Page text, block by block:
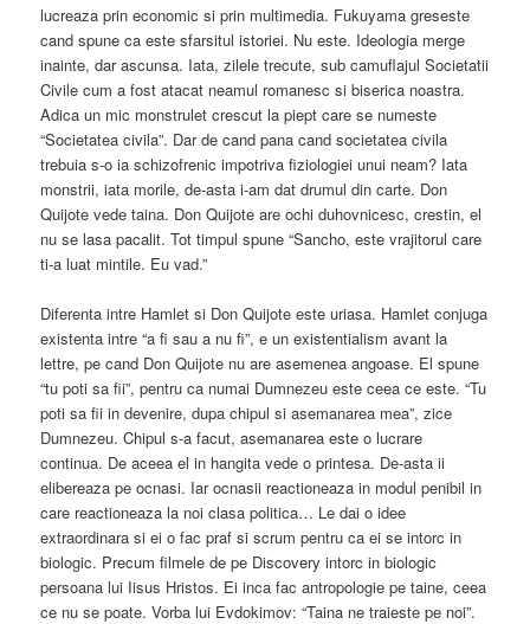
lucreaza prin economic si prin multimedia. Fukuyama greseste
cand spune ca este sfarsitul istoriei. Nu este. Ideologia merge
inainte, dar ascunsa. Iata, zilele trecute, sub camuflajul Societatii
Civile cum a fost atacat neamul romanesc si biserica noastra.
Adica un mic monstrulet crescut la piept care se numeste
“Societatea civila”. Dar de cand pana cand societatea civila
trebuia s-o ia schizofrenic impotriva fiziologiei unui neam? Iata
monstrii, iata morile, de-asta i-am dat drumul din carte. Don
Quijote vede taina. Don Quijote are ochi duhovnicesc, crestin, el
nu se lasa pacalit. Tot timpul spune “Sancho, este vrajitorul care
ti-a luat mintile. Eu vad.”
Diferenta intre Hamlet si Don Quijote este uriasa. Hamlet conjuga
existenta intre “a fi sau a nu fi”, e un existentialism avant la
lettre, pe cand Don Quijote nu are asemenea angoase. El spune
“tu poti sa fii”, pentru ca numai Dumnezeu este ceea ce este. “Tu
poti sa fii in devenire, dupa chipul si asemanarea mea”, zice
Dumnezeu. Chipul s-a facut, asemanarea este o lucrare
continua. De aceea el in hangita vede o printesa. De-asta ii
elibereaza pe ocnasi. Iar ocnasii reactioneaza in modul penibil in
care reactioneaza la noi clasa politica… Le dai o idee
extraordinara si ei o fac praf si scrum pentru ca ei se intorc in
biologic. Precum filmele de pe Discovery intorc in biologic
persoana lui Iisus Hristos. Ei inca fac antropologie pe taine, ceea
ce nu se poate. Vorba lui Evdokimov: “Taina ne traieste pe noi”.